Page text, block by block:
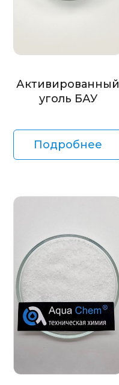
Активированный
уголь БАУ
Подробнее